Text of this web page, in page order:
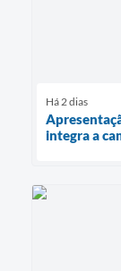
Há 2 dias
integra a